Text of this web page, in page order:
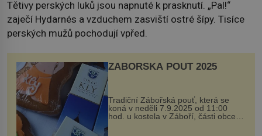
Tětivy perských luků jsou napnuté k prasknutí. „Pal!“
zaječí Hydarnés a vzduchem zasviští ostré šípy. Tisíce
perských mužů pochodují vpřed.
ZÁBOŘSKÁ POUŤ 2025
Tradiční Zábořská pouť, která se
koná v neděli 7.9.2025 od 11:00
hod. u kostela v Záboří, části obce
Kly u Mělníka. V programu naleznete
komentovanou prohlídku kostela,